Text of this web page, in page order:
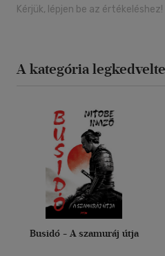
Kérjük, lépjen be az értékeléshez!
A kategória
Busidó - A szamuráj útja